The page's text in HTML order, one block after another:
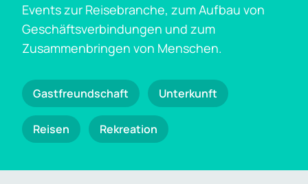
Events zur Reisebranche, zum Aufbau von
Geschäftsverbindungen und zum
Zusammenbringen von Menschen.
Gastfreundschaft Unterkunft
Reisen Rekreation